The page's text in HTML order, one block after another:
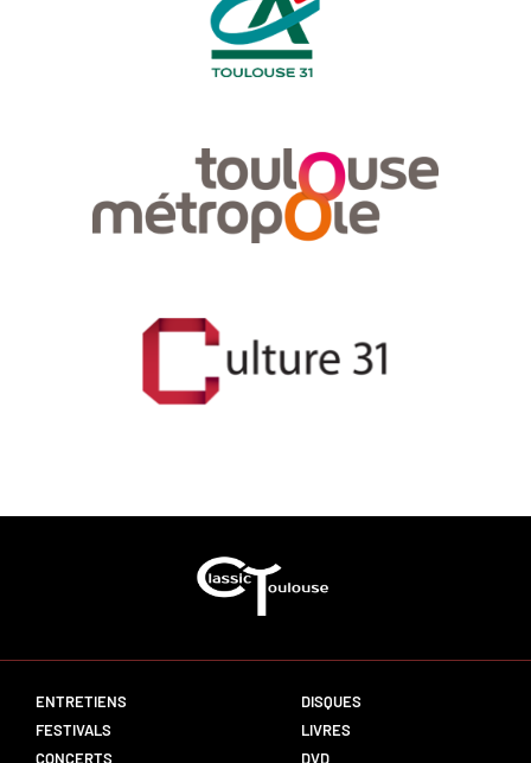
ENTRETIENS
FESTIVALS
CONCERTS
DISQUES
LIVRES
DVD